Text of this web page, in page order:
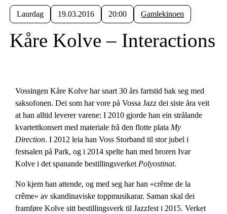
Laurdag 19.03.2016 20:00 Gamlekinoen
Kåre Kolve – Interactions
Vossingen Kåre Kolve har snart 30 års fartstid bak seg med
saksofonen. Dei som har vore på Vossa Jazz dei siste åra veit
at han alltid leverer varene: I 2010 gjorde han ein strålande
kvartettkonsert med materiale frå den flotte plata My
Direction. I 2012 leia han Voss Storband til stor jubel i
festsalen på Park, og i 2014 spelte han med broren Ivar
Kolve i det spanande bestillingsverket Polyostinat.
No kjem han attende, og med seg har han «crême de la
crême» av skandinaviske toppmusikarar. Saman skal dei
framføre Kolve sitt bestillingsverk til Jazzfest i 2015. Verket